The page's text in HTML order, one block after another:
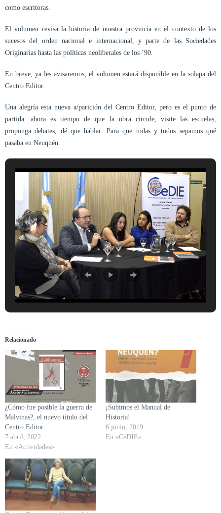
como escritoras.
El volumen revisa la historia de nuestra provincia en el contexto de los
sucesos del orden nacional e internacional, y parte de las Sociedades
Originarias hasta las políticas neoliberales de los ’90.
En breve, ya les avisaremos, el volumen estará disponible en la solapa del
Centro Editor.
Una alegría esta nueva a/parición del Centro Editor, pero es el punto de
partida: ahora es tiempo de que la obra circule, visite las escuelas,
proponga debates, dé que hablar. Para que todas y todos sepamos qué
pasaba en Neuquén.
Relacionado
¿Cómo fue posible la guerra de
Malvinas?, el nuevo título del
Centro Editor
7 abril, 2022
En «Actividades»
¡Subimos el Manual de
Historia!
6 junio, 2019
En «CeDIE»